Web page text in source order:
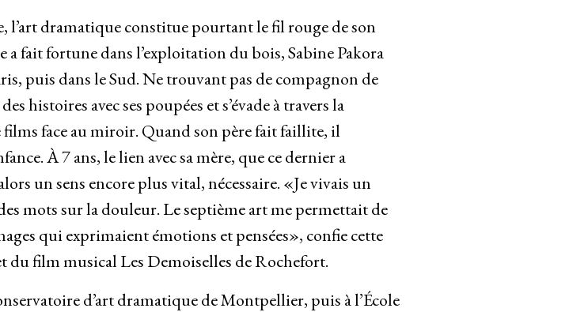
l’art dramatique constitue pourtant le fil rouge de son
a fait fortune dans l’exploitation du bois, Sabine Pakora
puis dans le Sud. Ne trouvant pas de compagnon de
histoires avec ses poupées et s’évade à travers la
face au miroir. Quand son père fait faillite, il
À 7 ans, le lien avec sa mère, que ce dernier a
un sens encore plus vital, nécessaire. «Je vivais un
mots sur la douleur. Le septième art me permettait de
qui exprimaient émotions et pensées», confie cette
du film musical Les Demoiselles de Rochefort.
d’art dramatique de Montpellier, puis à l’École